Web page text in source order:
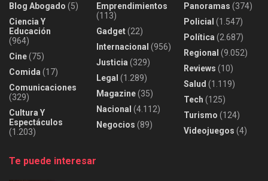
Blog Abogado (5)
Ciencia Y
Educación
(964)
Cine(75)
Comida (17)
Comunicaciones
(329)
Cultura Y
Espectáculos
(1.203)
Emprendimientos
(113)
Gadget(22)
Internacional (956)
Justicia (329)
Legal (1.289)
Magazine(35)
Nacional (4.112)
Negocios (89)
Panoramas (374)
Policial (1.547)
Política (2.687)
Regional (9.052)
Reviews (10)
Salud (1.119)
Tech (125)
Turismo (124)
Videojuegos (4)
Te puede interesar